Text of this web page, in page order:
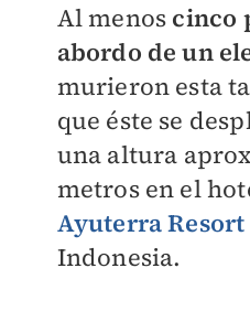
Al menos cinco
abordo de un
murieron esta
que éste se
una altura
metros en el
Ayuterra
Indonesia.